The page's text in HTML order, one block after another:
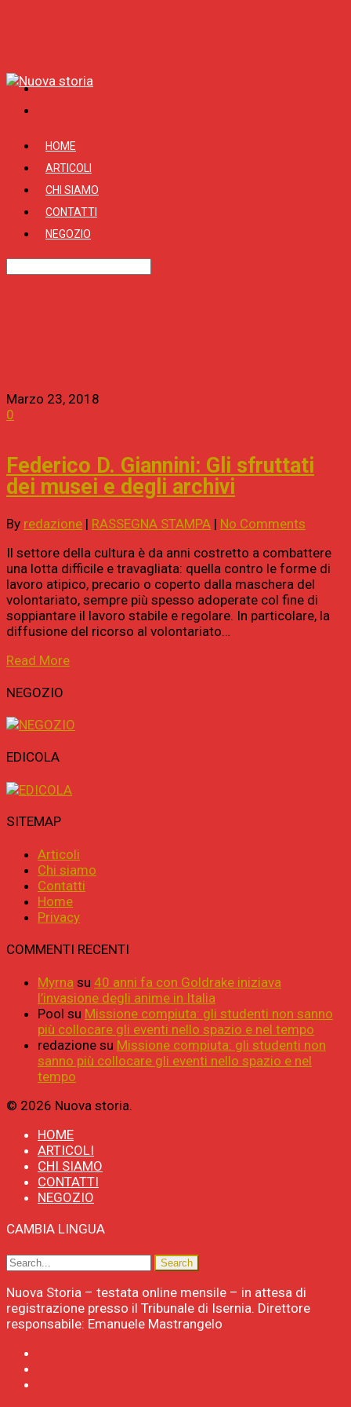
HOME
ARTICOLI
CHI SIAMO
CONTATTI
NEGOZIO
Marzo 23, 2018
0
Federico D. Giannini: Gli sfruttati
dei musei e degli archivi
By redazione | RASSEGNA STAMPA | No Comments
Il settore della cultura è da anni costretto a combattere
una lotta difficile e travagliata: quella contro le forme di
lavoro atipico, precario o coperto dalla maschera del
volontariato, sempre più spesso adoperate col fine di
soppiantare il lavoro stabile e regolare. In particolare, la
diffusione del ricorso al volontariato…
Read More
NEGOZIO
EDICOLA
SITEMAP
Articoli
Chi siamo
Contatti
Home
Privacy
COMMENTI RECENTI
Myrna su 40 anni fa con Goldrake iniziava
l’invasione degli anime in Italia
Pool su Missione compiuta: gli studenti non sanno
più collocare gli eventi nello spazio e nel tempo
redazione su Missione compiuta: gli studenti non
sanno più collocare gli eventi nello spazio e nel
tempo
© 2026 Nuova storia.
HOME
ARTICOLI
CHI SIAMO
CONTATTI
NEGOZIO
CAMBIA LINGUA
Nuova Storia – testata online mensile – in attesa di
registrazione presso il Tribunale di Isernia. Direttore
responsabile: Emanuele Mastrangelo